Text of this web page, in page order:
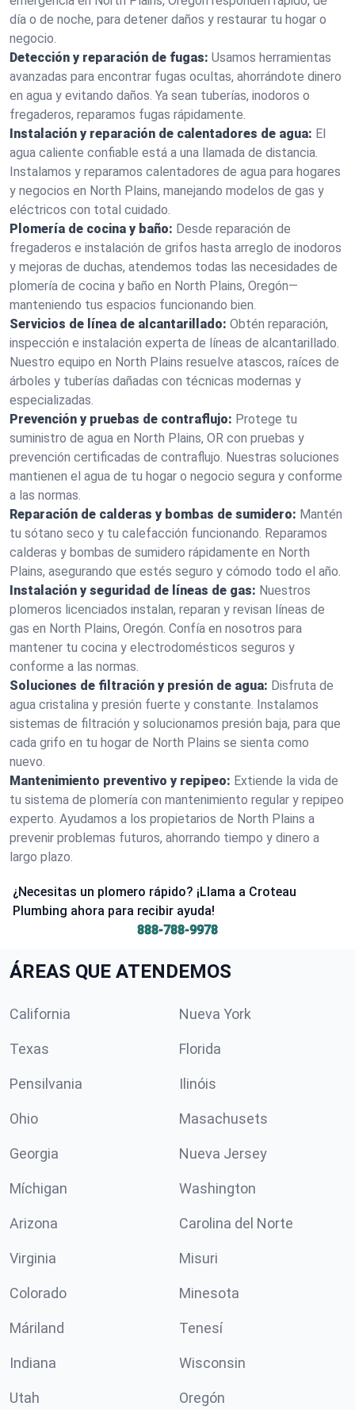
día o de noche, para detener daños y restaurar tu hogar o
negocio.
Detección y reparación de fugas: Usamos herramientas
avanzadas para encontrar fugas ocultas, ahorrándote dinero
en agua y evitando daños. Ya sean tuberías, inodoros o
fregaderos, reparamos fugas rápidamente.
Instalación y reparación de calentadores de agua: El
agua caliente confiable está a una llamada de distancia.
Instalamos y reparamos calentadores de agua para hogares
y negocios en North Plains, manejando modelos de gas y
eléctricos con total cuidado.
Plomería de cocina y baño: Desde reparación de
fregaderos e instalación de grifos hasta arreglo de inodoros
y mejoras de duchas, atendemos todas las necesidades de
plomería de cocina y baño en North Plains, Oregón—
manteniendo tus espacios funcionando bien.
Servicios de línea de alcantarillado: Obtén reparación,
inspección e instalación experta de líneas de alcantarillado.
Nuestro equipo en North Plains resuelve atascos, raíces de
árboles y tuberías dañadas con técnicas modernas y
especializadas.
Prevención y pruebas de contraflujo: Protege tu
suministro de agua en North Plains, OR con pruebas y
prevención certificadas de contraflujo. Nuestras soluciones
mantienen el agua de tu hogar o negocio segura y conforme
a las normas.
Reparación de calderas y bombas de sumidero: Mantén
tu sótano seco y tu calefacción funcionando. Reparamos
calderas y bombas de sumidero rápidamente en North
Plains, asegurando que estés seguro y cómodo todo el año.
Instalación y seguridad de líneas de gas: Nuestros
plomeros licenciados instalan, reparan y revisan líneas de
gas en North Plains, Oregón. Confía en nosotros para
mantener tu cocina y electrodomésticos seguros y
conforme a las normas.
Soluciones de filtración y presión de agua: Disfruta de
agua cristalina y presión fuerte y constante. Instalamos
sistemas de filtración y solucionamos presión baja, para que
cada grifo en tu hogar de North Plains se sienta como
nuevo.
Mantenimiento preventivo y repipeo: Extiende la vida de
tu sistema de plomería con mantenimiento regular y repipeo
experto. Ayudamos a los propietarios de North Plains a
prevenir problemas futuros, ahorrando tiempo y dinero a
largo plazo.
¿Necesitas un plomero rápido? ¡Llama a Croteau
Plumbing ahora para recibir ayuda!
888-788-9978
ÁREAS QUE ATENDEMOS
California Nueva York
Texas Florida
Pensilvania Ilinóis
Ohio Masachusets
Georgia Nueva Jersey
Míchigan Washington
Arizona Carolina del Norte
Virginia Misuri
Colorado Minesota
Máriland Tenesí
Indiana Wisconsin
Utah Oregón